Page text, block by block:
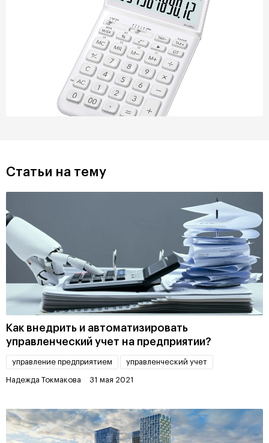
Статьи на тему
Как внедрить и автоматизировать
управленческий учет на предприятии?
управление предприятием управленческий учет
Надежда Токмакова 31 мая 2021